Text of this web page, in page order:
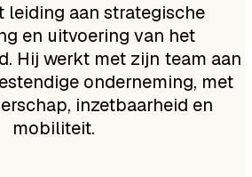
leiding aan strategische
en uitvoering van het
Hij werkt met zijn team aan
onderneming, met
inzetbaarheid en
mobiliteit.